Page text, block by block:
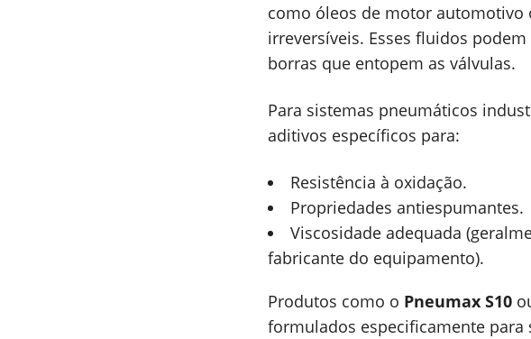
como óleos de motor automotivo
irreversíveis. Esses fluidos
borras que entopem as válvulas.
Para sistemas pneumáticos
aditivos específicos para:
Resistência à oxidação.
Propriedades antiespumantes.
Viscosidade adequada
fabricante do equipamento).
Produtos como o Pneumax S10
formulados especificamente para